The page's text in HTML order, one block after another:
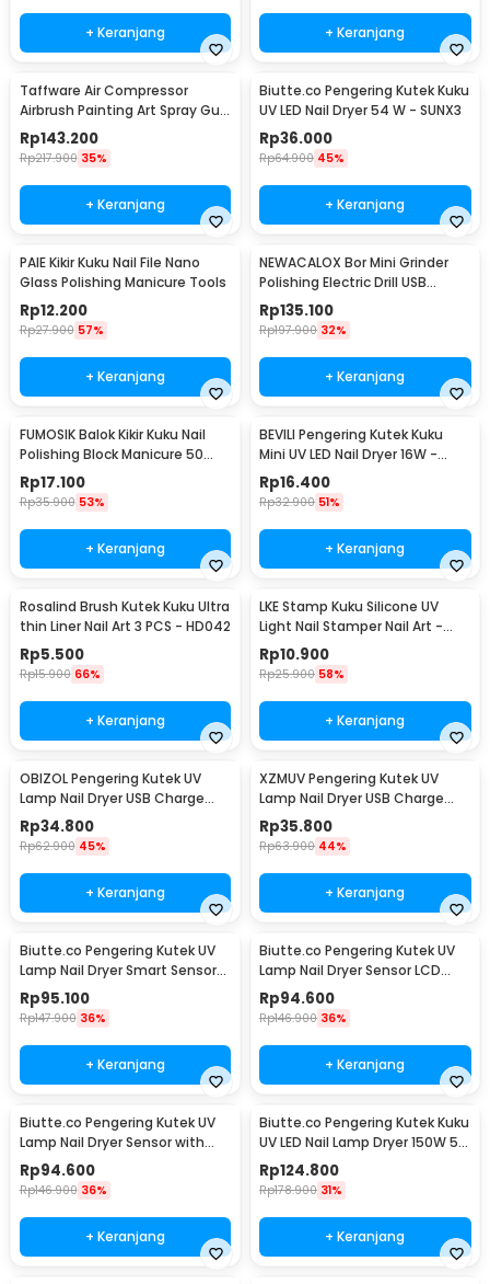
+ Keranjang + Keranjang
Taffware Air Compressor
Airbrush Painting Art Spray Gun
0.3mm 7ml - ARP150
Rp143.200
Rp217.900 35%
+ Keranjang
Biutte.co Pengering Kutek Kuku
UV LED Nail Dryer 54 W - SUNX3
Rp36.000
Rp64.900 45%
+ Keranjang
PAIE Kikir Kuku Nail File Nano
Glass Polishing Manicure Tools
Rp12.200
Rp27.900 57%
+ Keranjang
NEWACALOX Bor Mini Grinder
Polishing Electric Drill USB
Rechargeable - 201
Rp135.100
Rp197.900 32%
+ Keranjang
FUMOSIK Balok Kikir Kuku Nail
Polishing Block Manicure 50
PCS - GCA-076
Rp17.100
Rp35.900 53%
+ Keranjang
BEVILI Pengering Kutek Kuku
Mini UV LED Nail Dryer 16W -
XZMUV-1
Rp16.400
Rp32.900 51%
+ Keranjang
Rosalind Brush Kutek Kuku Ultra
thin Liner Nail Art 3 PCS - HD042
Rp5.500
Rp15.900 66%
+ Keranjang
LKE Stamp Kuku Silicone UV
Light Nail Stamper Nail Art -
M26
Rp10.900
Rp25.900 58%
+ Keranjang
OBIZOL Pengering Kutek UV
Lamp Nail Dryer USB Charge
54W - MINI802
Rp34.800
Rp62.900 45%
+ Keranjang
XZMUV Pengering Kutek UV
Lamp Nail Dryer USB Charge
54W - MINI801
Rp35.800
Rp63.900 44%
+ Keranjang
Biutte.co Pengering Kutek UV
Lamp Nail Dryer Smart Sensor
LCD Display - X7 MAX
Rp95.100
Rp147.900 36%
+ Keranjang
Biutte.co Pengering Kutek UV
Lamp Nail Dryer Sensor LCD
Display 280W - SUNX10MAX
Rp94.600
Rp146.900 36%
+ Keranjang
Biutte.co Pengering Kutek UV
Lamp Nail Dryer Sensor with
LCD Display - SUN X11 MAX
Rp94.600
Rp146.900 36%
+ Keranjang
Biutte.co Pengering Kutek Kuku
UV LED Nail Lamp Dryer 150W 57
LED - D9
Rp124.800
Rp178.900 31%
+ Keranjang